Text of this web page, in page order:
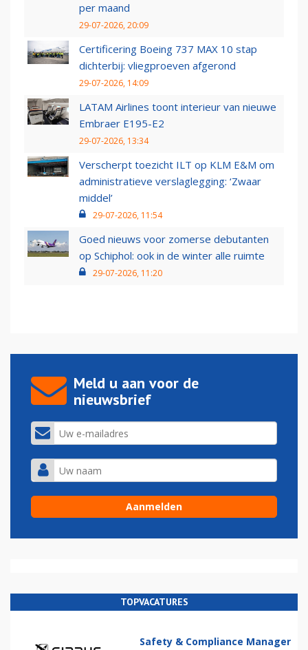
per maand
29-07-2026, 20:09
Certificering Boeing 737 MAX 10 stap
dichterbij: vliegproeven afgerond
29-07-2026, 14:09
LATAM Airlines toont interieur van nieuwe
Embraer E195-E2
29-07-2026, 13:34
Verscherpt toezicht ILT op KLM E&M om
administratieve verslaglegging: ‘Zwaar
middel’
29-07-2026, 11:54
Goed nieuws voor zomerse debutanten
op Schiphol: ook in de winter alle ruimte
29-07-2026, 11:20
Meld u aan voor de
nieuwsbrief
TOPVACATURES
Safety & Compliance Manager